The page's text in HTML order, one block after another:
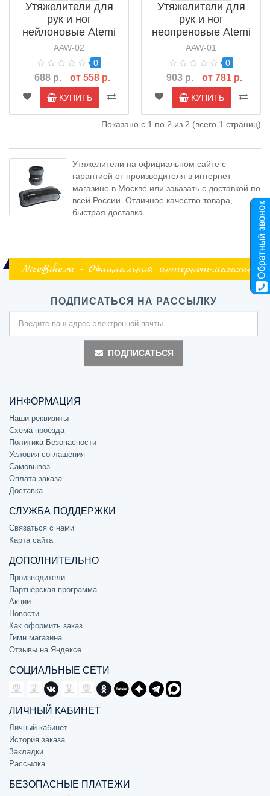
Утяжелители для
рук и ног
нейлоновые Atemi
AAW-02
AAW-02
0
688 р. от 558 р.
КУПИТЬ
Утяжелители для
рук и ног
неопреновые Atemi
AAW-01
AAW-01
0
903 р. от 781 р.
КУПИТЬ
Показано с 1 по 2 из 2 (всего 1 страниц)
Утяжелители на официальном сайте с
гарантией от производителя в интернет
магазине в Москве или заказать с доставкой по
всей России. Отличное качество товара,
быстрая доставка
NiceBike.ru - Официальный интернет-магазин
ПОДПИСАТЬСЯ НА РАССЫЛКУ
ПОДПИСАТЬСЯ
ИНФОРМАЦИЯ
Наши реквизиты
Схема проезда
Политика Безопасности
Условия соглашения
Самовывоз
Оплата заказа
Доставка
СЛУЖБА ПОДДЕРЖКИ
Связаться с нами
Карта сайта
ДОПОЛНИТЕЛЬНО
Производители
Партнёрская программа
Акции
Новости
Как оформить заказ
Гимн магазина
Отзывы на Яндексе
СОЦИАЛЬНЫЕ СЕТИ
ЛИЧНЫЙ КАБИНЕТ
Личный кабинет
История заказа
Закладки
Рассылка
БЕЗОПАСНЫЕ ПЛАТЕЖИ